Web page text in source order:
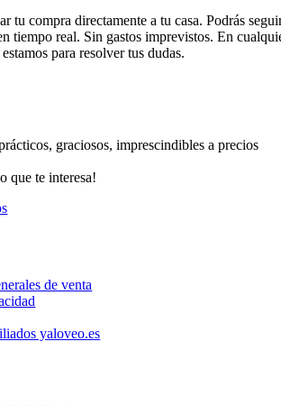
tu compra directamente a tu casa. Podrás
tiempo real. Sin gastos imprevistos. En
estamos para resolver tus dudas.
graciosos, imprescindibles a precios
que te interesa!
de venta
yaloveo.es